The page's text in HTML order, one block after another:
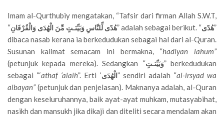
Imam al-Qurthubiy mengatakan, “Tafsir dari firman Allah S.W.T,
“هُدًى لِّلنَّاسِ وَبَيِّنَـتٍ مِّنَ الْهُدَى وَالْفُرْقَانِ” adalah sebagai berikut. “هُدًى”
dibaca nasab kerana ia berkedudukan sebagai hal dari al-Quran.
Susunan kalimat semacam ini bermakna, “hadiyan lahum”
(petunjuk kepada mereka). Sedangkan “وَبَيِّنَـتٍ” berkedudukan
sebagai “‘athaf ‘alaih”. Erti ‘الْهُدَى” sendiri adalah “al-irsyad wa
albayan”(petunjuk dan penjelasan). Maknanya adalah, al-Quran
dengan keseluruhannya, baik ayat-ayat muhkam, mutasyabihat,
nasikh dan mansukh jika dikaji dan diteliti secara mendalam akan